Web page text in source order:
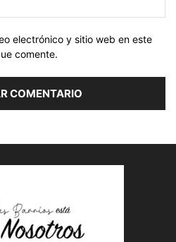
electrónico y sitio web en este
comente.